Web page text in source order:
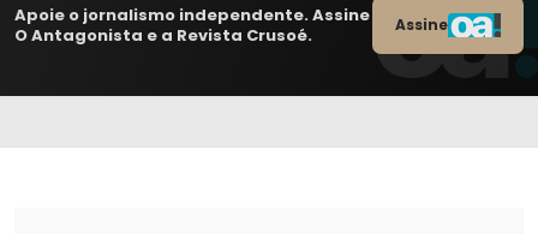
Apoie o jornalismo independente. Assine
O Antagonista e a Revista Crusoé.
Assine